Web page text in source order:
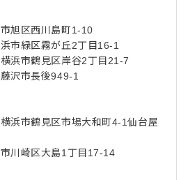
旭区西川島町1-10
市緑区霧が丘2丁目16-1
浜市鶴見区岸谷2丁目21-7
沢市長後949-1
浜市鶴見区市場大和町4-1仙台屋
川崎区大島1丁目17-14